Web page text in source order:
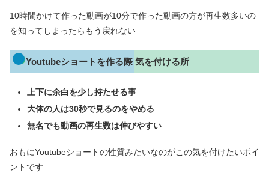
10時間かけて作った動画が10分で作った動画の方が再生数多いの
を知ってしまったらもう戻れない
Youtubeショートを作る際 気を付ける所
上下に余白を少し持たせる事
大体の人は30秒で見るのをやめる
無名でも動画の再生数は伸びやすい
おもにYoutubeショートの性質みたいなのがこの気を付けたいポイ
ントです